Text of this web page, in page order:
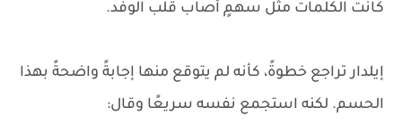
كانت الكلمات مثل سهمٍ أصاب قلب الوفد.
إيلدار تراجع خطوةً، كأنه لم يتوقع منها إجابةً واضحةً بهذا
الحسم. لكنه استجمع نفسه سريعًا وقال: